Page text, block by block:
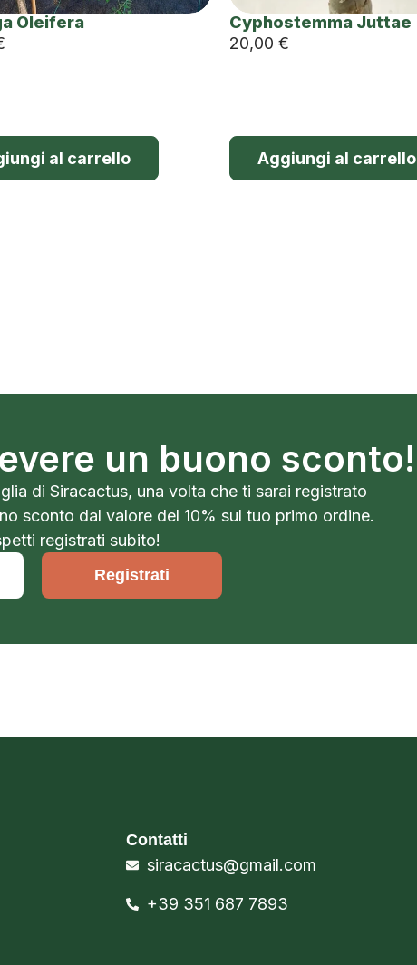
Oleifera
al carrello
Cyphostemma Juttae
20,00 €
Aggiungi al carrello
un buono sconto!
di Siracactus, una volta che ti sarai registrato
sconto dal valore del 10% sul tuo primo ordine.
registrati subito!
Registrati
Contatti
siracactus@gmail.com
+39 351 687 7893